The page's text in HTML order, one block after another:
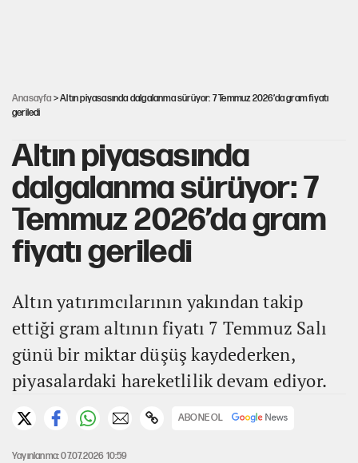
Anasayfa > Altın piyasasında dalgalanma sürüyor: 7 Temmuz 2026’da gram fiyatı
geriledi
Altın piyasasında
dalgalanma sürüyor: 7
Temmuz 2026’da gram
fiyatı geriledi
Altın yatırımcılarının yakından takip
ettiği gram altının fiyatı 7 Temmuz Salı
günü bir miktar düşüş kaydederken,
piyasalardaki hareketlilik devam ediyor.
ABONE OL
Yayınlanma: 07.07.2026 10:59